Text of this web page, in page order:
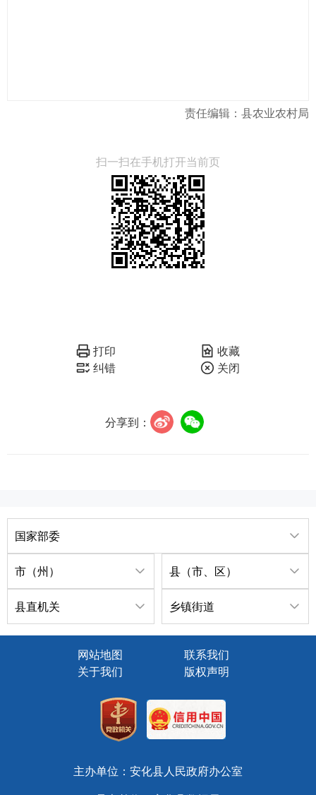
责任编辑：县农业农村局
扫一扫在手机打开当前页
打印
收藏
纠错
关闭
分享到：
国家部委
市（州） 县（市、区）
县直机关 乡镇街道
网站地图
联系我们
关于我们
版权声明
主办单位：安化县人民政府办公室